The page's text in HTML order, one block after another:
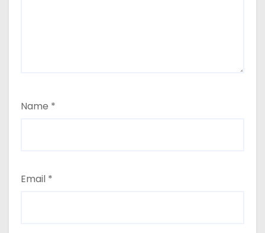
Name *
Email *